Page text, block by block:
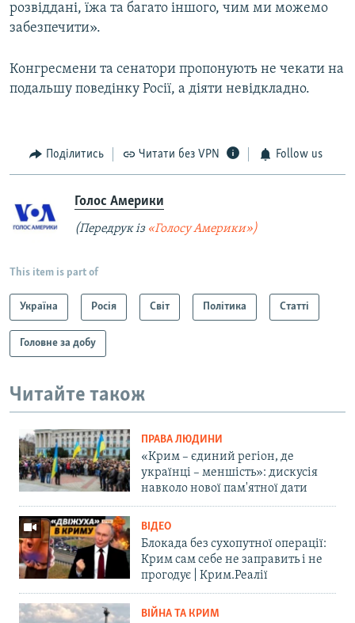
розвіддані, їжа та багато іншого, чим ми можемо
забезпечити».
Конгресмени та сенатори пропонують не чекати на
подальшу поведінку Росії, а діяти невідкладно.
Поділитись Читати без VPN Follow us
Голос Америки
(Передрук із «Голосу Америки»)
This item is part of
Україна Росія Світ Політика Статті
Головне за добу
Читайте також
ПРАВА ЛЮДИНИ
«Крим – єдиний регіон, де
українці – меншість»: дискусія
навколо нової пам'ятної дати
ВІДЕО
Блокада без сухопутної операції:
Крим сам себе не заправить і не
прогодує | Крим.Реалії
ВІЙНА ТА КРИМ